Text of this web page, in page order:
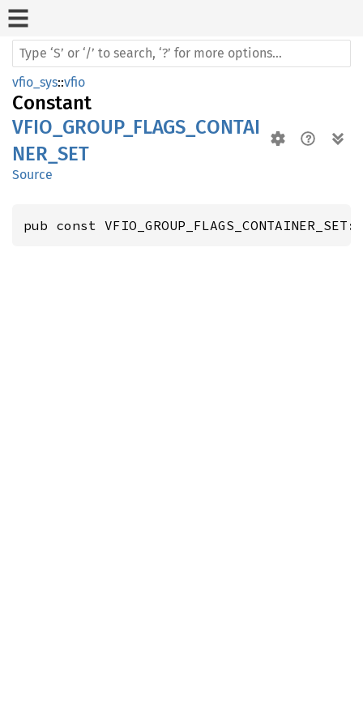
vfio_sys::vfio
Constant
VFIO_GROUP_FLAGS_CONTAI
NER_SET
Source
pub const VFIO_GROUP_FLAGS_CONTAINER_SET: